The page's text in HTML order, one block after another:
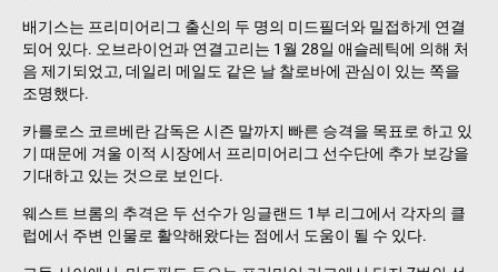
배기스는 프리미어리그 출신의 두 명의 미드필더와 밀접하게 연결
되어 있다. 오브라이언과 연결고리는 1월 28일 애슬레틱에 의해 처
음 제기되었고, 데일리 메일도 같은 날 찰로바에 관심이 있는 쪽을
조명했다.
카를로스 코르베란 감독은 시즌 말까지 빠른 승격을 목표로 하고 있
기 때문에 겨울 이적 시장에서 프리미어리그 선수단에 추가 보강을
기대하고 있는 것으로 보인다.
웨스트 브롬의 추격은 두 선수가 잉글랜드 1부 리그에서 각자의 클
럽에서 주변 인물로 활약해왔다는 점에서 도움이 될 수 있다.